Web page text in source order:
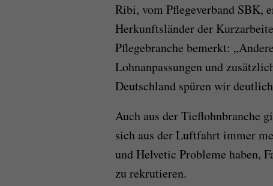
Ribi, vom Pflegeverband SBK,
Herkunftsländer der
Pflegebranche bemerkt:
Lohnanpassungen und
Deutschland spüren wir
Auch aus der Tieflohnbranche
sich aus der Luftfahrt immer
und Helvetic Probleme haben,
zu rekrutieren.